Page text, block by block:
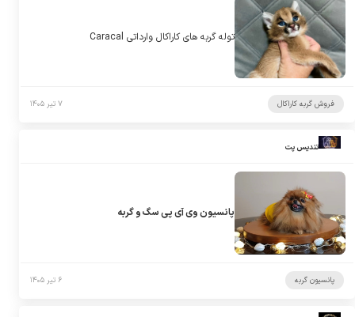
توله گربه های کاراکال وارداتی Caracal
فروش گربه کاراکال ۷ تیر ۱۴۰۵
تندیس پت
پانسیون وی آی پی سگ و گربه
پانسیون گربه ۶ تیر ۱۴۰۵